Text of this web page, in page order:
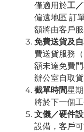
僅適用於工
偏遠地區 訂
額將由客戶
免費送貨及
費送貨服務
額未達免費
辦公室自取貨
截單時間星
將於下一個工
文儀／硬件
設備，客戶